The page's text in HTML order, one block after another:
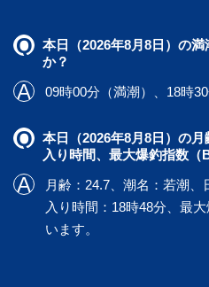
本日（2026年8月8日）の
か？
09時00分（満潮）、18時
本日（2026年8月8日）の
入り時間、最大爆釣指数（
月齢：24.7、潮名：若潮
入り時間：18時48分、最
います。